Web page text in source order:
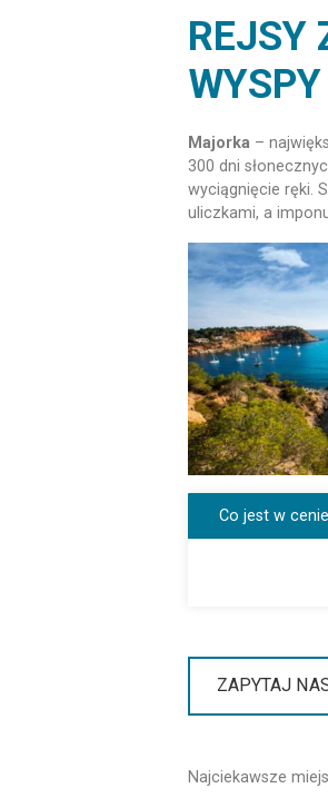
REJSY
WYSPY
Majorka –
300 dni
wyciągnięcie ręki.
uliczkami, a
Co jest w cenie
ZAPYTAJ
Najciekawsze